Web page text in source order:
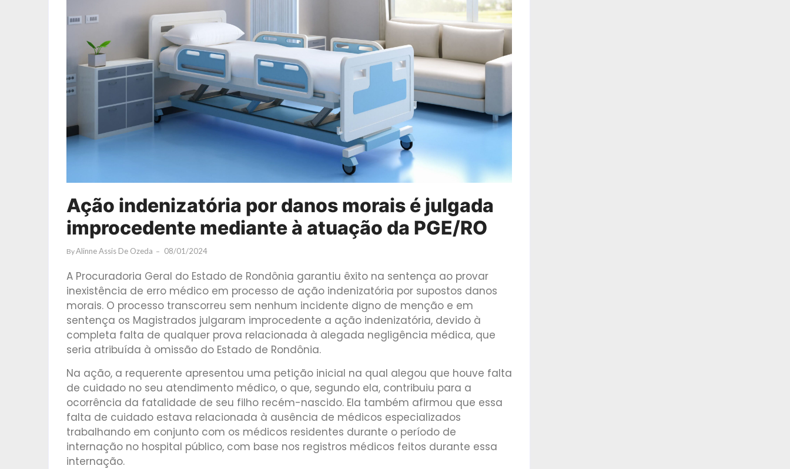
Ação indenizatória por danos morais é julgada
improcedente mediante à atuação da PGE/RO
ByAlinne Assis De Ozeda 08/01/2024
A Procuradoria Geral do Estado de Rondônia garantiu êxito na sentença ao provar
inexistência de erro médico em processo de ação indenizatória por supostos danos
morais. O processo transcorreu sem nenhum incidente digno de menção e em
sentença os Magistrados julgaram improcedente a ação indenizatória, devido à
completa falta de qualquer prova relacionada à alegada negligência médica, que
seria atribuída à omissão do Estado de Rondônia.
Na ação, a requerente apresentou uma petição inicial na qual alegou que houve falta
de cuidado no seu atendimento médico, o que, segundo ela, contribuiu para a
ocorrência da fatalidade de seu filho recém-nascido. Ela também afirmou que essa
falta de cuidado estava relacionada à ausência de médicos especializados
trabalhando em conjunto com os médicos residentes durante o período de
internação no hospital público, com base nos registros médicos feitos durante essa
internação.